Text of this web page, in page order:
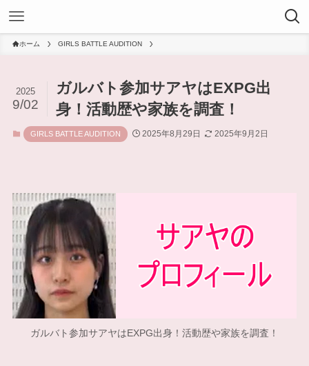
ホーム GIRLS BATTLE AUDITION
ガルバト参加サアヤはEXPG出
身！活動歴や家族を調査！
2025
9/02
GIRLS BATTLE AUDITION 2025年8月29日 2025年9月2日
ガルバト参加サアヤはEXPG出身！活動歴や家族を調査！